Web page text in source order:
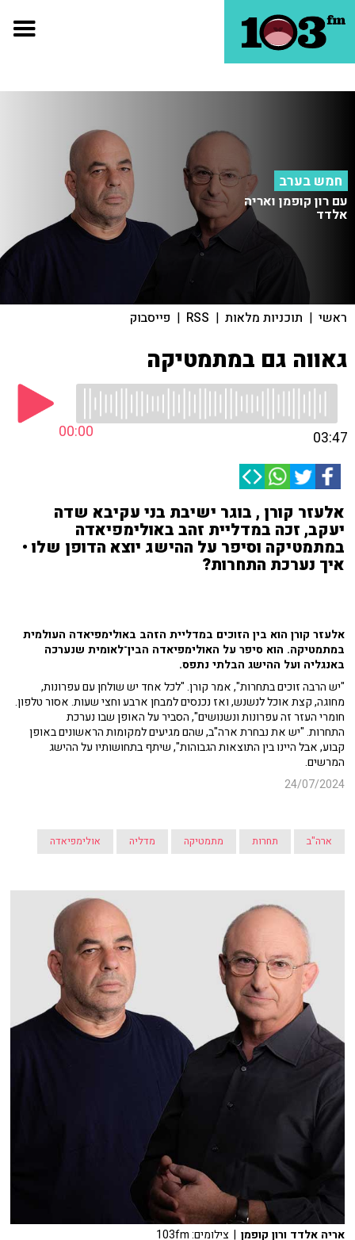
חמש בערב
עם רון קופמן ואריה
אלדד
ראשי | תוכניות מלאות |
RSS
| פייסבוק
גאווה גם במתמטיקה
00:00 03:47
אלעזר קורן , בוגר ישיבת בני עקיבא שדה
יעקב, זכה במדליית זהב באולימפיאדה
במתמטיקה וסיפר על ההישג יוצא הדופן שלו •
איך נערכת התחרות?
אלעזר קורן הוא בין הזוכים במדליית הזהב באולימפיאדה העולמית
במתמטיקה. הוא סיפר על האולימפיאדה הבין־לאומית שנערכה
באנגליה ועל ההישג הבלתי נתפס.
"יש הרבה זוכים בתחרות", אמר קורן. "לכל אחד יש שולחן עם עפרונות,
מחוגה, קצת אוכל לנשנש, ואז נכנסים למבחן ארבע וחצי שעות. אסור טלפון.
חומרי העזר זה עפרונות ונשנושים", הסביר על האופן שבו נערכת
התחרות. "יש את נבחרת ארה"ב, שהם מגיעים למקומות הראשונים באופן
קבוע, אבל היינו בין התוצאות הגבוהות", שיתף בתחושותיו על ההישג
המרשים.
24/07/2024
ארה"ב תחרות מתמטיקה מדליה אולימפיאדה
אריה אלדד ורון קופמן | צילומים: 103fm